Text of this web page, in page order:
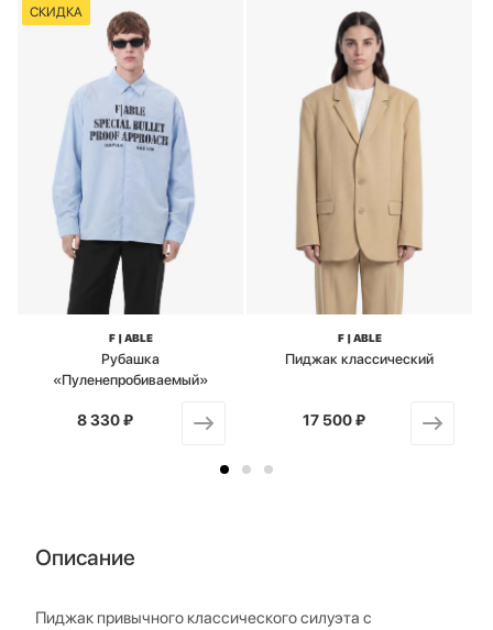
СКИДКА
F | ABLE
Рубашка
«Пуленепробиваемый»
от
8 330 ₽
F | ABLE
Пиджак классический
от
17 500 ₽
Описание
Пиджак привычного классического силуэта с